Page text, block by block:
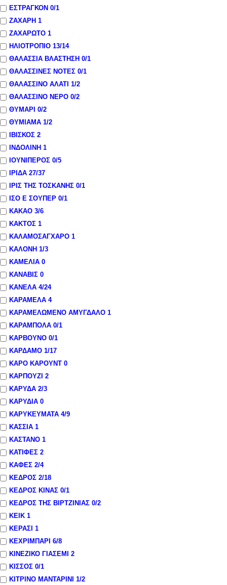
ΕΣΤΡΑΓΚΟΝ 0/1
ΖΑΧΑΡΗ 1
ΖΑΧΑΡΩΤΟ 1
ΗΛΙΟΤΡΟΠΙΟ 13/14
ΘΑΛΑΣΣΙΑ ΒΛΑΣΤΗΣΗ 0/1
ΘΑΛΑΣΣΙΝΕΣ ΝΟΤΕΣ 0/1
ΘΑΛΑΣΣΙΝΟ ΑΛΑΤΙ 1/2
ΘΑΛΑΣΣΙΝΟ ΝΕΡΟ 0/2
ΘΥΜΑΡΙ 0/2
ΘΥΜΙΑΜΑ 1/2
ΙΒΙΣΚΟΣ 2
ΙΝΔΟΛΙΝΗ 1
ΙΟΥΝΙΠΕΡΟΣ 0/5
ΙΡΙΔΑ 27/37
ΙΡΙΣ ΤΗΣ ΤΟΣΚΑΝΗΣ 0/1
ΙΣΟ Ε ΣΟΥΠΕΡ 0/1
ΚΑΚΑΟ 3/6
ΚΑΚΤΟΣ 1
ΚΑΛΑΜΟΣΑΓΧΑΡΟ 1
ΚΑΛΟΝΗ 1/3
ΚΑΜΕΛΙΑ 0
ΚΑΝΑΒΙΣ 0
ΚΑΝΕΛΑ 4/24
ΚΑΡΑΜΕΛΑ 4
ΚΑΡΑΜΕΛΩΜΕΝΟ ΑΜΥΓΔΑΛΟ 1
ΚΑΡΑΜΠΟΛΑ 0/1
ΚΑΡΒΟΥΝΟ 0/1
ΚΑΡΔΑΜΟ 1/17
ΚΑΡΟ ΚΑΡΟΥΝΤ 0
ΚΑΡΠΟΥΖΙ 2
ΚΑΡΥΔΑ 2/3
ΚΑΡΥΔΙΑ 0
ΚΑΡΥΚΕΥΜΑΤΑ 4/9
ΚΑΣΣΙΑ 1
ΚΑΣΤΑΝΟ 1
ΚΑΤΙΦΕΣ 2
ΚΑΦΕΣ 2/4
ΚΕΔΡΟΣ 2/18
ΚΕΔΡΟΣ ΚΙΝΑΣ 0/1
ΚΕΔΡΟΣ ΤΗΣ ΒΙΡΤΖΙΝΙΑΣ 0/2
ΚΕΙΚ 1
ΚΕΡΑΣΙ 1
ΚΕΧΡΙΜΠΑΡΙ 6/8
ΚΙΝΕΖΙΚΟ ΓΙΑΣΕΜΙ 2
ΚΙΣΣΟΣ 0/1
ΚΙΤΡΙΝΟ ΜΑΝΤΑΡΙΝΙ 1/2